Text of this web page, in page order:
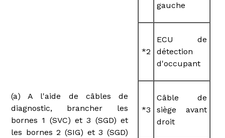
(a) A l'aide de câbles de
diagnostic, brancher les
bornes 1 (SVC) et 3 (SGD) et
les bornes 2 (SIG) et 3 (SGD)
gauche
*2
ECU de
détection
d'occupant
*3
Câble de
siège avant
droit